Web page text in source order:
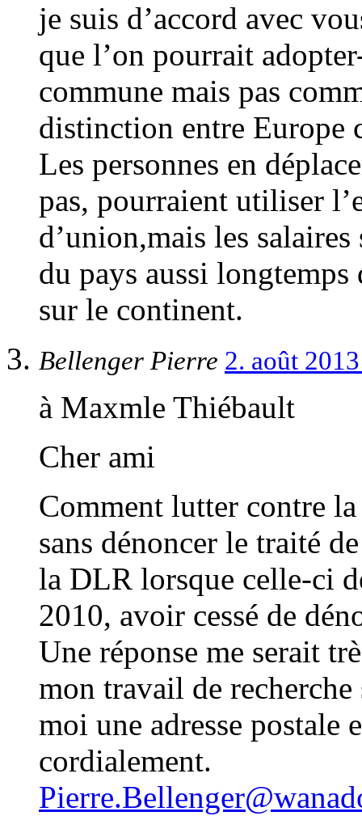
je suis d’accord avec
que l’on pourrait
commune mais pas
distinction entre Europe
Les personnes en
pas, pourraient utiliser
d’union,mais les
du pays aussi
sur le continent.
Bellenger Pierre 2. août
à Maxmle Thiébault
Cher ami
Comment lutter contre
sans dénoncer le traité
la DLR lorsque celle-ci
2010, avoir cessé de
Une réponse me serait
mon travail de
moi une adresse postale
cordialement.